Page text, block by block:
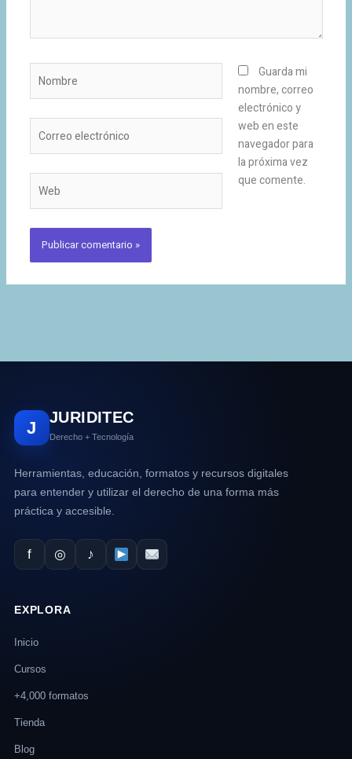
electrónico
Guarda mi
nombre, correo
electrónico y
web en este
navegador para
la próxima vez
que comente.
J
JURIDITEC
Derecho + Tecnología
Herramientas, educación, formatos y recursos digitales
para entender y utilizar el derecho de una forma más
práctica y accesible.
f ◎ ♪
EXPLORA
Inicio
Cursos
+4,000 formatos
Tienda
Blog